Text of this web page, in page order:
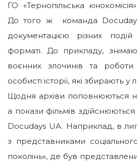
ГО «Тернопільська
До того ж команда
документацією різних
форматі. До прикладу,
воєнних злочинів та
особисті історії, які збирають у
Щодня архіви поповнюються
а покази фільмів
Docudays UA. Наприклад, в
з представниками
поколінь», де був